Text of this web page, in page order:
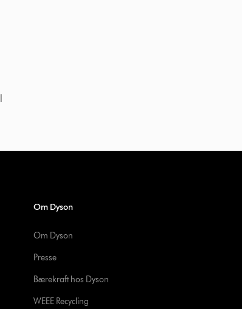
Om Dyson
Om Dyson
Presse
Bærekraft hos Dyson
WEEE Recycling